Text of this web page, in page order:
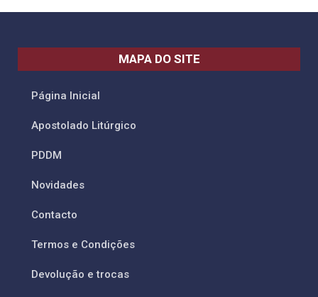
MAPA DO SITE
Página Inicial
Apostolado Litúrgico
PDDM
Novidades
Contacto
Termos e Condições
Devolução e trocas